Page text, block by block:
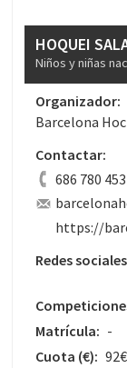
HOQUEI
Niños y niñas
Organizador:
Barcelona
Contactar:
686 780 453
https://
Redes
Matrícula: -
Cuota (€): 92€